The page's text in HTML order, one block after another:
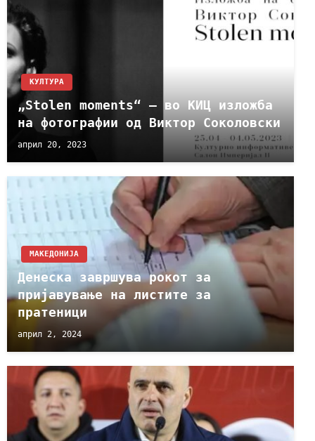
КУЛТУРА
„Stolen moments“ – во КИЦ изложба
на фотографии од Виктор Соколовски
април 20, 2023
МАКЕДОНИЈА
Денеска завршува рокот за
пријавување на листите за
пратеници
април 2, 2024